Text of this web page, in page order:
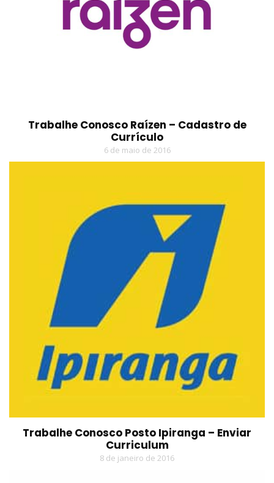
Trabalhe Conosco Raízen – Cadastro de
Currículo
6 de maio de 2016
Trabalhe Conosco Posto Ipiranga – Enviar
Curriculum
8 de janeiro de 2016